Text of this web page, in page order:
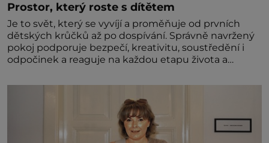
Prostor, který roste s dítětem
Je to svět, který se vyvíjí a proměňuje od prvních
dětských krůčků až po dospívání. Správně navržený
pokoj podporuje bezpečí, kreativitu, soustředění i
odpočinek a reaguje na každou etapu života a
jednoduchost, měkkost a bezpečí, proto by pokoj